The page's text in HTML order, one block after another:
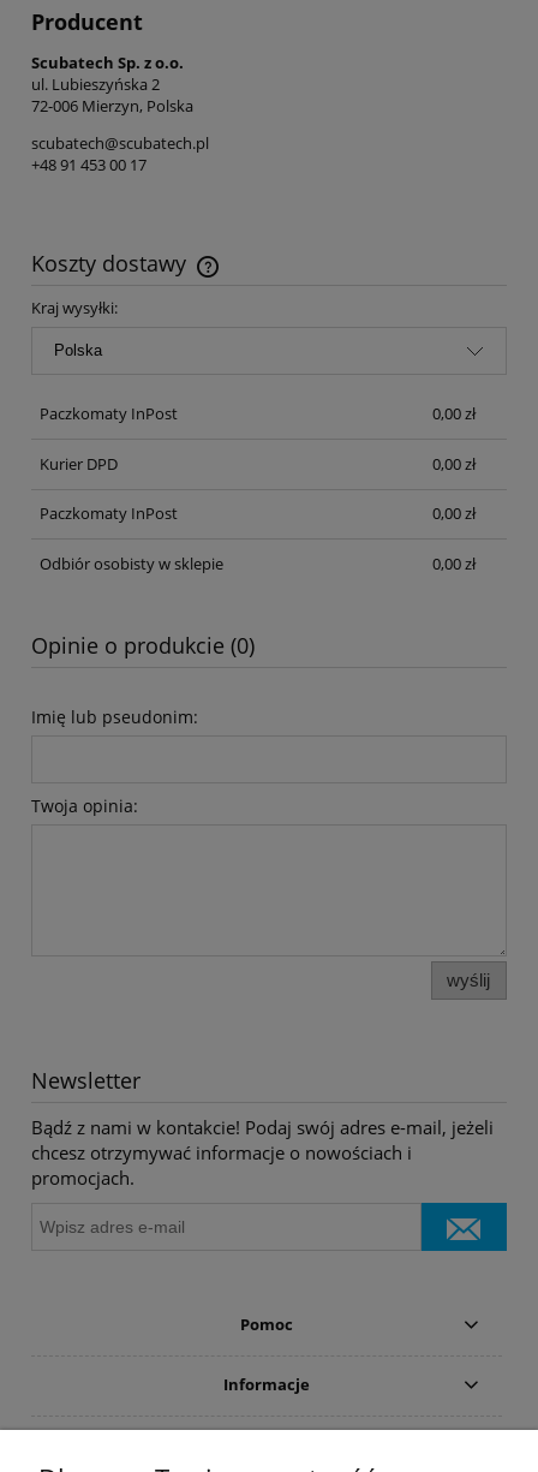
Producent
Scubatech Sp. z o.o.
ul. Lubieszyńska 2
72-006 Mierzyn, Polska
scubatech@scubatech.pl
+48 91 453 00 17
Koszty dostawy
Cena nie zawiera ewentualnych kosztów płatności
Kraj wysyłki:
Paczkomaty InPost 0,00 zł
Kurier DPD 0,00 zł
Paczkomaty InPost 0,00 zł
Odbiór osobisty w sklepie 0,00 zł
Opinie o produkcie (0)
Imię lub pseudonim:
Twoja opinia:
wyślij
Newsletter
Bądź z nami w kontakcie! Podaj swój adres e-mail, jeżeli
chcesz otrzymywać informacje o nowościach i
promocjach.
Pomoc
Informacje